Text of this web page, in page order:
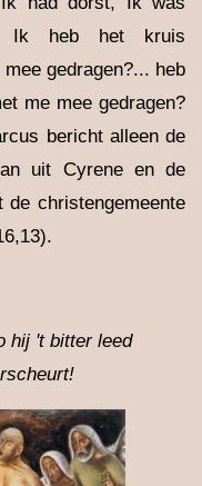
Ik heb het kruis
gedragen?... heb
me mee gedragen?
bericht alleen de
uit Cyrene en de
christengemeente
hij 't bitter leed